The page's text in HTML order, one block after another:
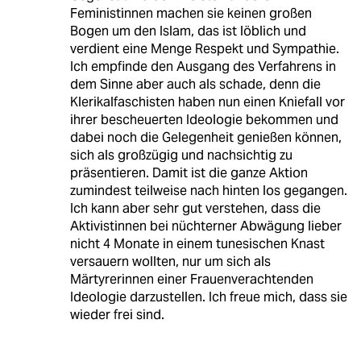
Feministinnen machen sie keinen großen
Bogen um den Islam, das ist löblich und
verdient eine Menge Respekt und Sympathie.
Ich empfinde den Ausgang des Verfahrens in
dem Sinne aber auch als schade, denn die
Klerikalfaschisten haben nun einen Kniefall vor
ihrer bescheuerten Ideologie bekommen und
dabei noch die Gelegenheit genießen können,
sich als großzügig und nachsichtig zu
präsentieren. Damit ist die ganze Aktion
zumindest teilweise nach hinten los gegangen.
Ich kann aber sehr gut verstehen, dass die
Aktivistinnen bei nüchterner Abwägung lieber
nicht 4 Monate in einem tunesischen Knast
versauern wollten, nur um sich als
Märtyrerinnen einer Frauenverachtenden
Ideologie darzustellen. Ich freue mich, dass sie
wieder frei sind.